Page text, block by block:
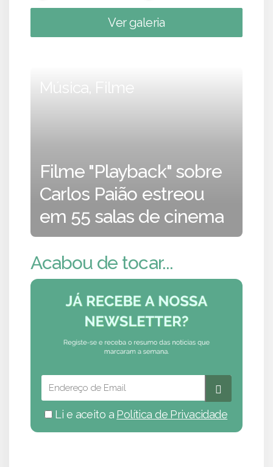
Ver galeria
Música, Filme
Filme "Playback" sobre
Carlos Paião estreou
em 55 salas de cinema
Acabou de tocar...
Li e aceito a Política de Privacidade